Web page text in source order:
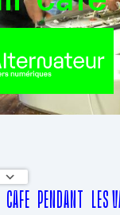
Calendrier
PENDANT LES